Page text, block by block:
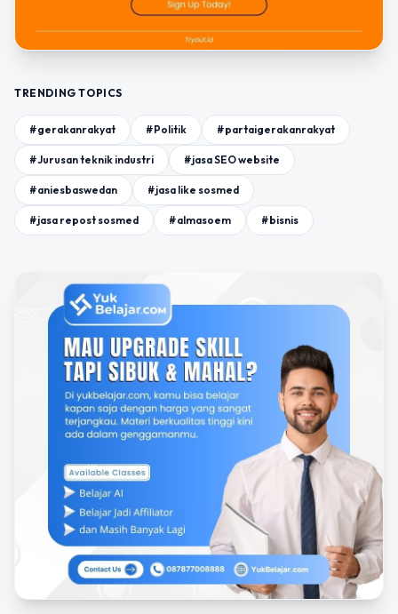
TRENDING TOPICS
#gerakanrakyat #Politik #partaigerakanrakyat
#Jurusan teknik industri #jasa SEO website
#aniesbaswedan #jasa like sosmed
#jasa repost sosmed #almasoem #bisnis